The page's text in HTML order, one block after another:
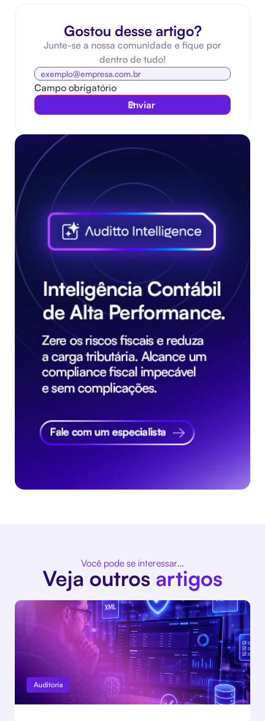
Gostou desse artigo?
Junte-se a nossa comunidade e fique por
dentro de tudo!
Campo obrigatório
Enviar
Você pode se interessar...
Veja outros artigos
Auditoria